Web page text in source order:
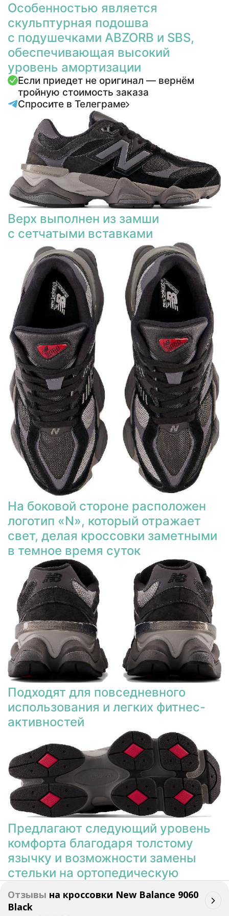
Особенностью является
скульптурная подошва
с подушечками ABZORB и SBS,
обеспечивающая высокий
уровень амортизации
Если приедет не оригинал — вернём
тройную стоимость заказа
Спросите в Телеграме
Верх выполнен из замши
с сетчатыми вставками
На боковой стороне расположен
логотип «N», который отражает
свет, делая кроссовки заметными
в темное время суток
Подходят для повседневного
использования и легких фитнес-
активностей
Предлагают следующий уровень
комфорта благодаря толстому
язычку и возможности замены
стельки на ортопедическую
Отзывы на кроссовки New Balance 9060
Black